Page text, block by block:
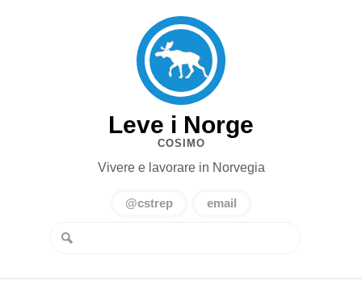
Leve i Norge
COSIMO
Vivere e lavorare in Norvegia
@cstrep email